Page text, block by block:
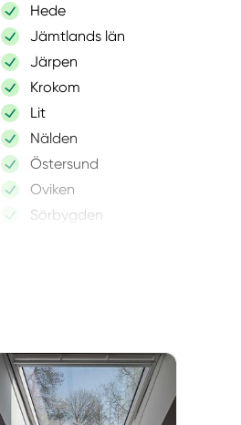
Hede
Jämtlands län
Järpen
Krokom
Lit
Nälden
Östersund
Oviken
Sörbygden
Alnö
Bredbyn
Domsjö